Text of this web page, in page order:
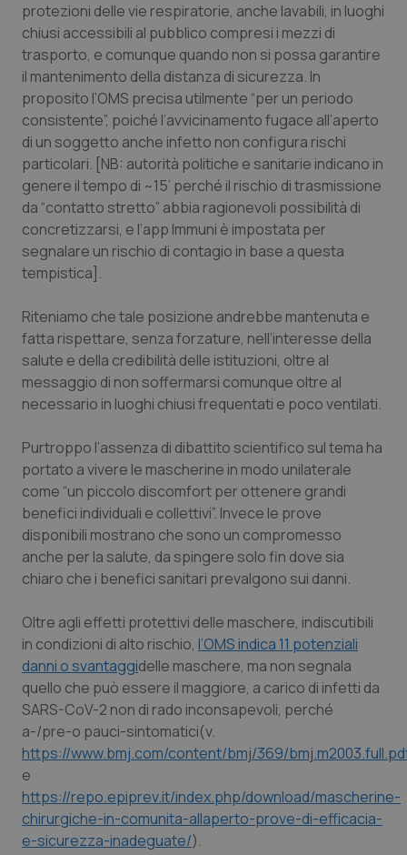
Basilicata
Calabria
Campania
Emilia-Romagna
Friuli Venezia Giulia
Lazio
Liguria
Lombardia
Marche
Molise
Piemonte
Provincia Autonoma di Bolzano
Puglia
Sardegna
Sicilia
Toscana
Umbria
Artrite & artrosi
Asma & BPCO
Car-T
Colesterolo & coronaropatie
Dermatite Atopica
Diabete & glucometri
Disturbi dell’umore
Dolore
Donna & Salute
Epatiti
HIV
Infezioni & Febbre
Malattie rare
Malattia di Crohn & Rettocolite Ulcerosa
Neuroscienze & patologie neurodegenerative
Obesità
Oftalmologia
QS Club Newsletter
protezioni delle vie respiratorie, anche lavabili, in luoghi
chiusi accessibili al pubblico compresi i mezzi di
trasporto, e comunque quando non si possa garantire
il mantenimento della distanza di sicurezza. In
proposito l’OMS precisa utilmente “per un periodo
consistente”, poiché l’avvicinamento fugace all’aperto
di un soggetto anche infetto non configura rischi
particolari. [NB: autorità politiche e sanitarie indicano in
genere il tempo di ~15’ perché il rischio di trasmissione
da “contatto stretto” abbia ragionevoli possibilità di
concretizzarsi, e l’app Immuni è impostata per
segnalare un rischio di contagio in base a questa
tempistica].
Riteniamo che tale posizione andrebbe mantenuta e
fatta rispettare, senza forzature, nell’interesse della
salute e della credibilità delle istituzioni, oltre al
messaggio di non soffermarsi comunque oltre al
necessario in luoghi chiusi frequentati e poco ventilati.
Purtroppo l’assenza di dibattito scientifico sul tema ha
portato a vivere le mascherine in modo unilaterale
come “un piccolo discomfort per ottenere grandi
benefici individuali e collettivi”. Invece le prove
disponibili mostrano che sono un compromesso
anche per la salute, da spingere solo fin dove sia
chiaro che i benefici sanitari prevalgono sui danni.
Oltre agli effetti protettivi delle maschere, indiscutibili
in condizioni di alto rischio, l’OMS indica 11 potenziali
danni o svantaggidelle maschere, ma non segnala
quello che può essere il maggiore, a carico di infetti da
SARS-CoV-2 non di rado inconsapevoli, perché
a-/pre-o pauci-sintomatici(v.
https://www.bmj.com/content/bmj/369/
e
https://repo.epiprev.it/index.php/download/mascherine-
chirurgiche-in-comunita-allaperto-prove-di-efficacia-
e-sicurezza-inadeguate/).